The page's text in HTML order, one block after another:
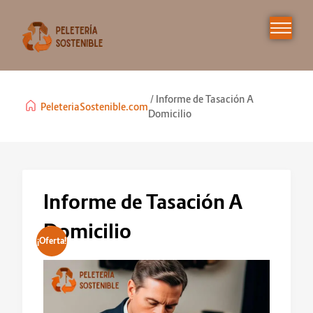
PeleteriaSostenible.com
Informe de Tasación A
Domicilio
Informe de Tasación A
Domicilio
¡Oferta!